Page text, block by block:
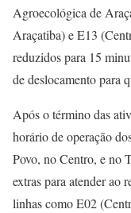
Agroecológica de
Araçatiba) e E13
reduzidos para 15
de deslocamento para
Após o término das
horário de operação
Povo, no Centro, e no
extras para atender ao
linhas como E02